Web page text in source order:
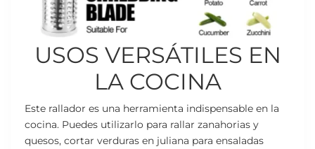
USOS VERSÁTILES EN
LA COCINA
Este rallador es una herramienta indispensable en la
cocina. Puedes utilizarlo para rallar zanahorias y
quesos, cortar verduras en juliana para ensaladas